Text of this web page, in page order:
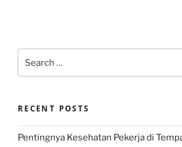
for:
RECENT POSTS
Pentingnya Kesehatan Pekerja di